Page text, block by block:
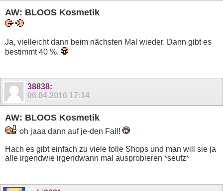
AW: BLOOS Kosmetik
Ja, vielleicht dann beim nächsten Mal wieder. Dann gibt es
bestimmt 40 %.
38838:
06.04.2016 17:14
AW: BLOOS Kosmetik
oh jaaa dann auf je-den Fall!
Hach es gibt einfach zu viele tolle Shops und man will sie ja
alle irgendwie irgendwann mal ausprobieren *seufz*